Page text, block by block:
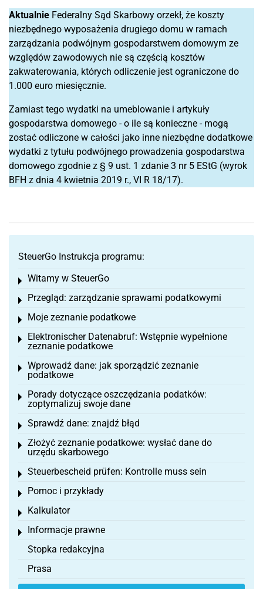
Aktualnie Federalny Sąd Skarbowy orzekł, że koszty
niezbędnego wyposażenia drugiego domu w ramach
zarządzania podwójnym gospodarstwem domowym ze
względów zawodowych nie są częścią kosztów
zakwaterowania, których odliczenie jest ograniczone do
1.000 euro miesięcznie.
Zamiast tego wydatki na umeblowanie i artykuły
gospodarstwa domowego - o ile są konieczne - mogą
zostać odliczone w całości jako inne niezbędne dodatkowe
wydatki z tytułu podwójnego prowadzenia gospodarstwa
domowego zgodnie z § 9 ust. 1 zdanie 3 nr 5 EStG (wyrok
BFH z dnia 4 kwietnia 2019 r., VI R 18/17).
SteuerGo Instrukcja programu:
Witamy w SteuerGo
Toggle menu
Przegląd: zarządzanie sprawami podatkowymi
Toggle menu
Moje zeznanie podatkowe
Toggle menu
Elektronischer Datenabruf: Wstępnie wypełnione
zeznanie podatkowe
Toggle menu
Wprowadź dane: jak sporządzić zeznanie
podatkowe
Toggle menu
Porady dotyczące oszczędzania podatków:
zoptymalizuj swoje dane
Toggle menu
Sprawdź dane: znajdź błąd
Toggle menu
Złożyć zeznanie podatkowe: wysłać dane do
urzędu skarbowego
Toggle menu
Steuerbescheid prüfen: Kontrolle muss sein
Toggle menu
Pomoc i przykłady
Toggle menu
Kalkulator
Toggle menu
Informacje prawne
Toggle menu
Stopka redakcyjna
Prasa